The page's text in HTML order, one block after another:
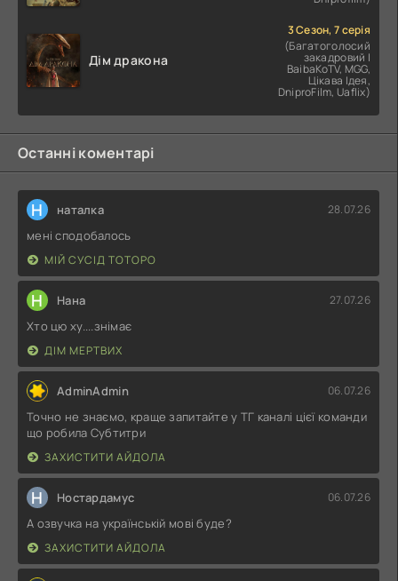
Дім дракона
3 Сезон, 7 серія
(Багатоголосий
закадровий |
BaibaKoTV, MGG,
Цікава Ідея,
DniproFilm, Uaflix)
Останні коментарі
Н наталка 28.07.26
мені сподобалось
МІЙ СУСІД ТОТОРО
Н Нана 27.07.26
Хто цю ху....знімає
ДІМ МЕРТВИХ
AdminAdmin 06.07.26
Точно не знаємо, краще запитайте у ТГ каналі цієї команди
що робила Субтитри
ЗАХИСТИТИ АЙДОЛА
Н Ностардамус 06.07.26
А озвучка на українській мові буде?
ЗАХИСТИТИ АЙДОЛА